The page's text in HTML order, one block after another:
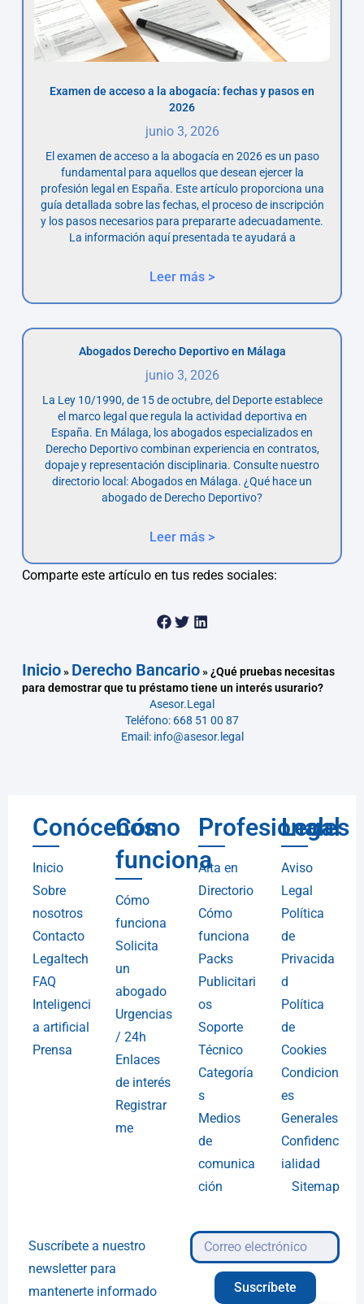
Examen de acceso a la abogacía: fechas y pasos en
2026
junio 3, 2026
El examen de acceso a la abogacía en 2026 es un paso
fundamental para aquellos que desean ejercer la
profesión legal en España. Este artículo proporciona una
guía detallada sobre las fechas, el proceso de inscripción
y los pasos necesarios para prepararte adecuadamente.
La información aquí presentada te ayudará a
Leer más >
Abogados Derecho Deportivo en Málaga
junio 3, 2026
La Ley 10/1990, de 15 de octubre, del Deporte establece
el marco legal que regula la actividad deportiva en
España. En Málaga, los abogados especializados en
Derecho Deportivo combinan experiencia en contratos,
dopaje y representación disciplinaria. Consulte nuestro
directorio local: Abogados en Málaga. ¿Qué hace un
abogado de Derecho Deportivo?
Leer más >
Comparte este artículo en tus redes sociales:
Inicio» Derecho Bancario»¿Qué pruebas necesitas
para demostrar que tu préstamo tiene un interés usurario?
Asesor.Legal
Teléfono: 668 51 00 87
Email: info@asesor.legal
Conócenos
Inicio
Sobre
nosotros
Contacto
Legaltech
FAQ
Inteligenci
a artificial
Prensa
Cómo
funciona
Cómo
funciona
Solicita
un
abogado
Urgencias
/ 24h
Enlaces
de interés
Registrar
me
Profesionales
Alta en
Directorio
Cómo
funciona
Packs
Publicitari
os
Soporte
Técnico
Categoría
s
Medios
de
comunica
ción
Legal
Aviso
Legal
Política
de
Privacida
d
Política
de
Cookies
Condicion
es
Generales
Confidenc
ialidad
Sitemap
Suscríbete a nuestro
newsletter para
mantenerte informado
Suscríbete